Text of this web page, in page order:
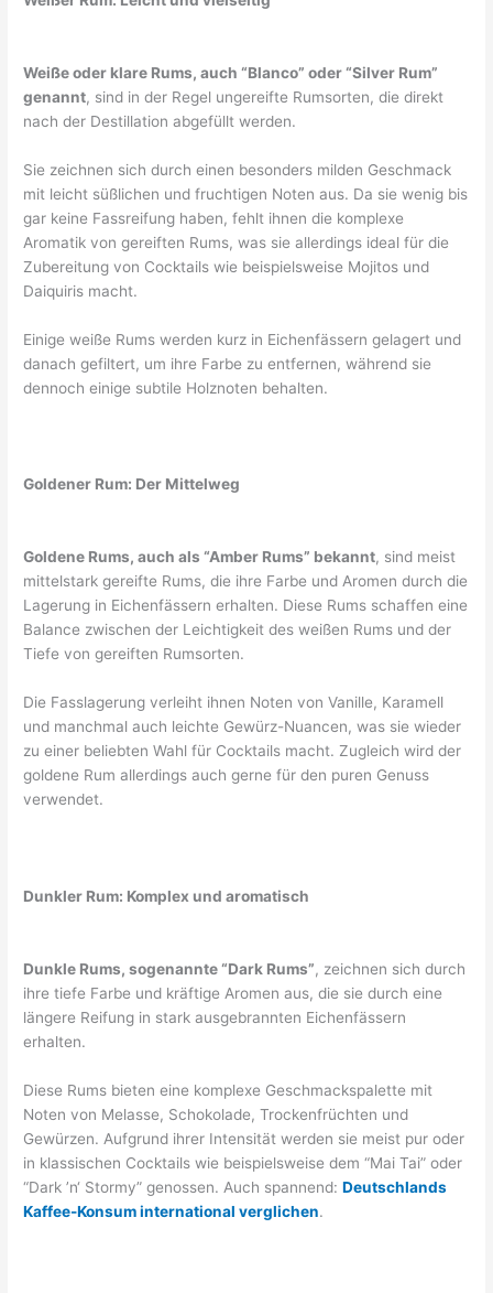
Weiße oder klare Rums, auch “Blanco” oder “Silver Rum”
genannt, sind in der Regel ungereifte Rumsorten, die direkt
nach der Destillation abgefüllt werden.
Sie zeichnen sich durch einen besonders milden Geschmack
mit leicht süßlichen und fruchtigen Noten aus. Da sie wenig bis
gar keine Fassreifung haben, fehlt ihnen die komplexe
Aromatik von gereiften Rums, was sie allerdings ideal für die
Zubereitung von Cocktails wie beispielsweise Mojitos und
Daiquiris macht.
Einige weiße Rums werden kurz in Eichenfässern gelagert und
danach gefiltert, um ihre Farbe zu entfernen, während sie
dennoch einige subtile Holznoten behalten.
Goldener Rum: Der Mittelweg
Goldene Rums, auch als “Amber Rums” bekannt, sind meist
mittelstark gereifte Rums, die ihre Farbe und Aromen durch die
Lagerung in Eichenfässern erhalten. Diese Rums schaffen eine
Balance zwischen der Leichtigkeit des weißen Rums und der
Tiefe von gereiften Rumsorten.
Die Fasslagerung verleiht ihnen Noten von Vanille, Karamell
und manchmal auch leichte Gewürz-Nuancen, was sie wieder
zu einer beliebten Wahl für Cocktails macht. Zugleich wird der
goldene Rum allerdings auch gerne für den puren Genuss
verwendet.
Dunkler Rum: Komplex und aromatisch
Dunkle Rums, sogenannte “Dark Rums”, zeichnen sich durch
ihre tiefe Farbe und kräftige Aromen aus, die sie durch eine
längere Reifung in stark ausgebrannten Eichenfässern
erhalten.
Diese Rums bieten eine komplexe Geschmackspalette mit
Noten von Melasse, Schokolade, Trockenfrüchten und
Gewürzen. Aufgrund ihrer Intensität werden sie meist pur oder
in klassischen Cocktails wie beispielsweise dem “Mai Tai” oder
“Dark ’n‘ Stormy” genossen. Auch spannend:Deutschlands
Kaffee-Konsum international verglichen.